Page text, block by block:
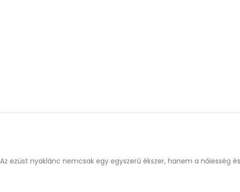
Az ezüst nyaklánc nemcsak egy egyszerű ékszer, hanem a nőiesség